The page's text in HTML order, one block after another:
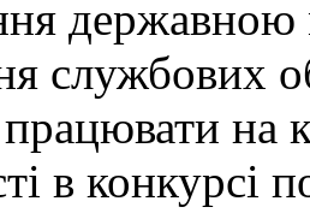
державною
службових
на
в конкурсі